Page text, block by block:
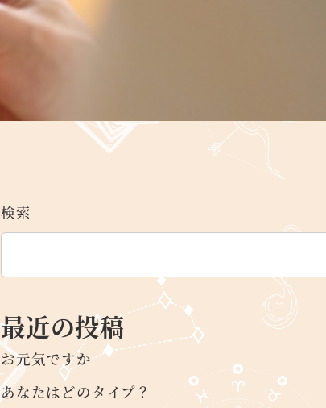
検索
最近の投稿
お元気ですか
あなたはどのタイプ？